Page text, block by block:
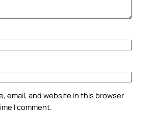
email, and website in this browser
I comment.